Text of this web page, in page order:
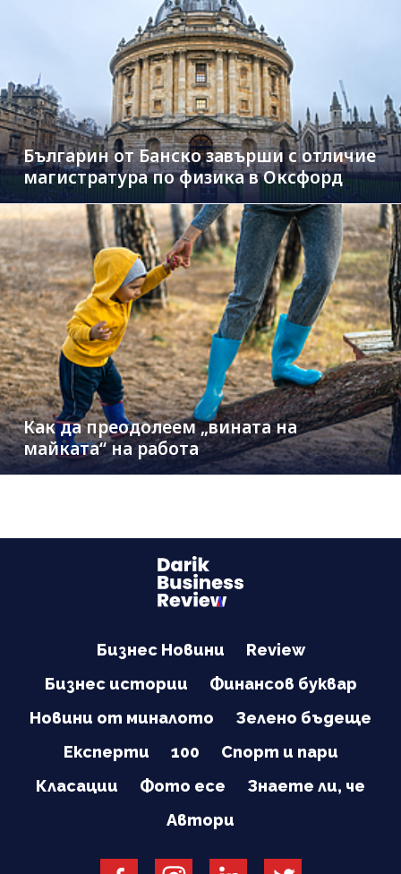
Българин от Банско завърши с отличие
магистратура по физика в Оксфорд
Как да преодолеем „вината на
майката“ на работа
Бизнес Новини
Review
Бизнес истории
Финансов буквар
Новини от миналото
Зелено бъдеще
Експерти
100
Спорт и пари
Класации
Фото есе
Знаете ли, че
Автори